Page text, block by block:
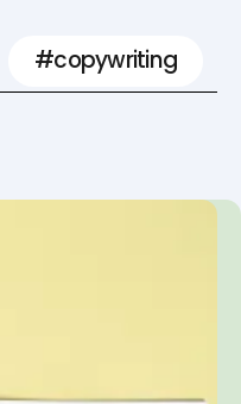
4 Min
#copywriting